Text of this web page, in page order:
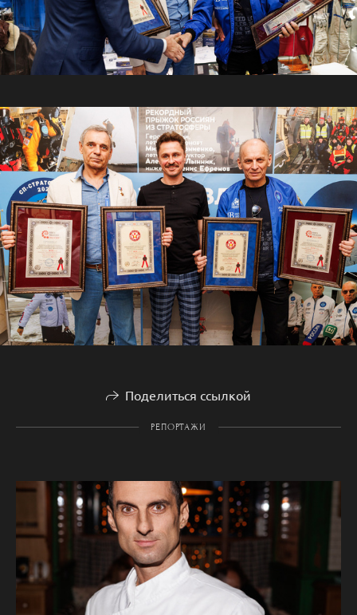
Поделиться ссылкой
РЕПОРТАЖИ